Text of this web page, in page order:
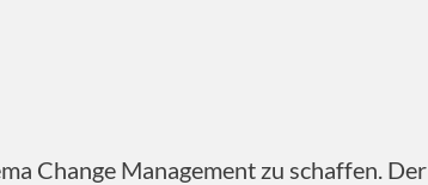
Change Management zu schaffen. Der